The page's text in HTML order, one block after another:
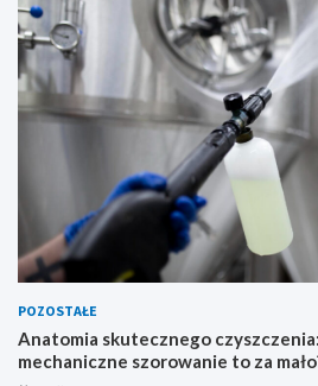
POZOSTAŁE
Anatomia skutecznego
mechaniczne szorowanie to za